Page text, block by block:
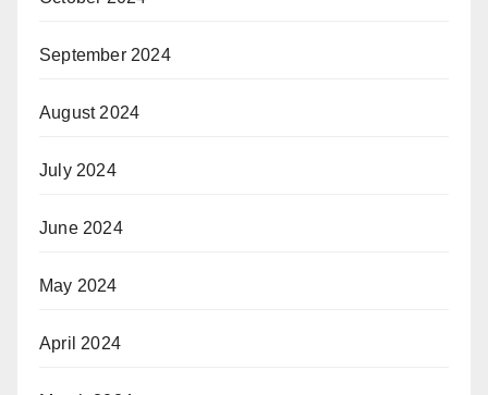
September 2024
August 2024
July 2024
June 2024
May 2024
April 2024